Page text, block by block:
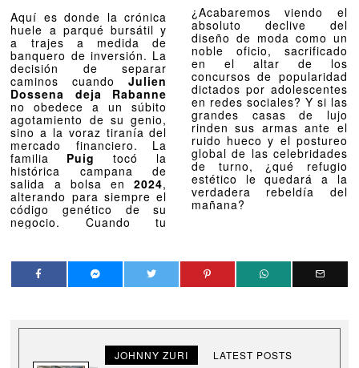
Aquí es donde la crónica
huele a parqué bursátil y
a trajes a medida de
banquero de inversión. La
decisión de separar
caminos cuandoJulien
Dossena deja Rabanne
no obedece a un súbito
agotamiento de su genio,
sino a la voraz tiranía del
mercado financiero. La
familia Puig
tocó la
histórica campana de
salida a bolsa en2024,
alterando para siempre el
código genético de su
negocio. Cuando tu
¿Acabaremos viendo el
absoluto declive del
diseño de moda como un
noble oficio, sacrificado
en el altar de los
concursos de popularidad
dictados por adolescentes
en redes sociales? Y si las
grandes casas de lujo
rinden sus armas ante el
ruido hueco y el postureo
global de las celebridades
de turno, ¿qué refugio
estético le quedará a la
verdadera rebeldía del
mañana?
JOHNNY ZURI LATEST POSTS